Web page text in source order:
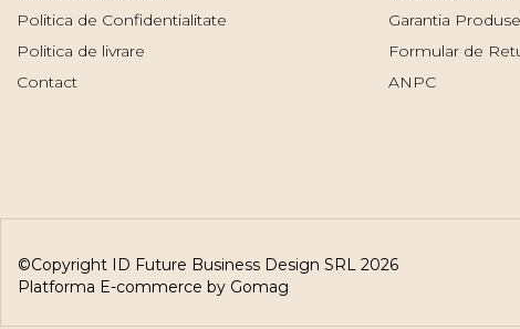
Politica de Confidentialitate
Politica de livrare
Contact
Garantia
Formular de
ANPC
©Copyright ID Future Business Design SRL 2026
Platforma E-commerce by Gomag